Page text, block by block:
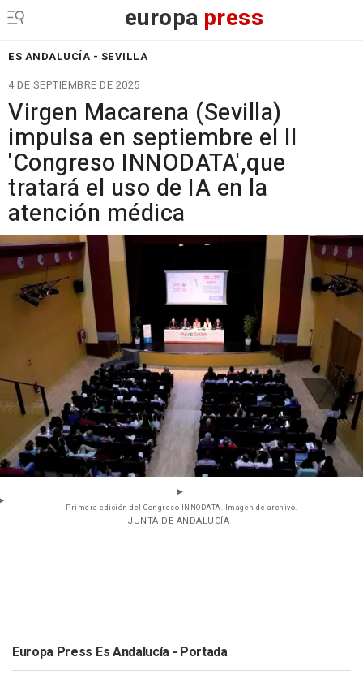
europa press
ES ANDALUCÍA - SEVILLA
4 DE SEPTIEMBRE DE 2025
Virgen Macarena (Sevilla)
impulsa en septiembre el II
'Congreso INNODATA',que
tratará el uso de IA en la
atención médica
Primera edición del Congreso INNODATA. Imagen de archivo.
- JUNTA DE ANDALUCÍA
Europa Press Es Andalucía - Portada